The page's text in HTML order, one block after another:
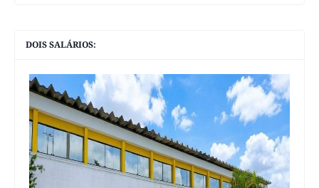
DOIS SALÁRIOS: